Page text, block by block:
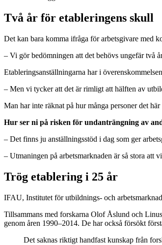
Två år för etableringens skull
Det kan bara komma ifråga för arbetsgivare med
– Vi gör bedömningen att det behövs ungefär två
Etableringsanställningarna har i
– Men vi tycker att det är rimligt att hälften av
Man har inte räknat på hur många personer det
Hur ser ni på risken för undanträngning av
– Det finns ju anställningsstöd i dag som ger
– Utmaningen på arbetsmarknaden är så stora att
Trög etablering i 25 år
IFAU, Institutet för utbildnings- och
Tillsammans med forskarna Olof Åslund och
genom åren 1990–2014. De har också försökt
Det saknas riktigt handfast kunskap från